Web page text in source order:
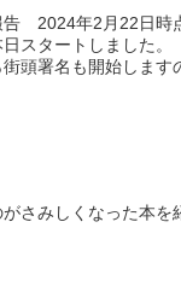
告 2024年2月22日時
スタートしました
街頭署名も開始します
さみしくなった本